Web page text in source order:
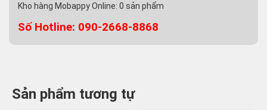
Kho hàng Mobappy Online: 0 sản phẩm
Số Hotline: 090-2668-8868
Sản phẩm tương tự